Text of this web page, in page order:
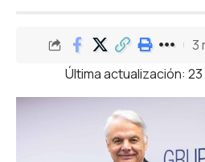
Última actualización:
3